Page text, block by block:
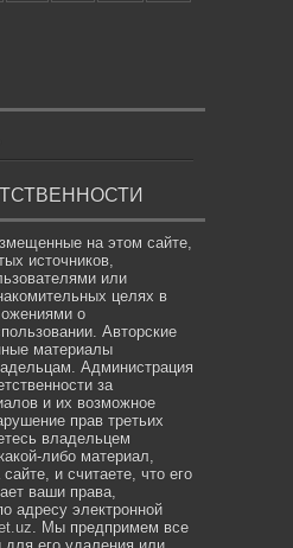
на этом сайте,
источников,
или
целях в
о
Авторские
материалы
Администрация
за
и их возможное
прав третьих
владельцем
либо материал,
и считаете, что его
ваши права,
адресу электронной
. Мы предпримем все